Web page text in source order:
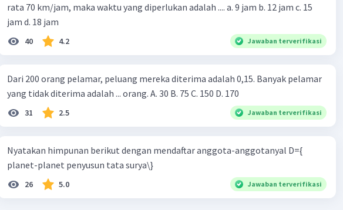
rata 70 km/jam, maka waktu yang diperlukan adalah .... a. 9 jam b. 12 jam c. 15
jam d. 18 jam
40 4.2 Jawaban terverifikasi
Dari 200 orang pelamar, peluang mereka diterima adalah 0,15. Banyak pelamar
yang tidak diterima adalah ... orang. A. 30 B. 75 C. 150 D. 170
31 2.5 Jawaban terverifikasi
Nyatakan himpunan berikut dengan mendaftar anggota-anggotanyal D={
planet-planet penyusun tata surya\}
26 5.0 Jawaban terverifikasi